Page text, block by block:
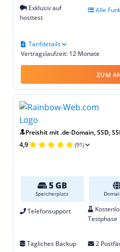
Exklusiv auf
hosttest
Alle
Vertragslaufzeit: 12 Monate
Tarifdetails
ZUM
🔝Preishit mit .de-Domain, SSD,
4,9 (91)
5 GB
Speicherplatz
Telefonsupport
Testphase
Tägliches Backup
2